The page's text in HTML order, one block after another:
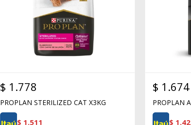
$ 1.778
PROPLAN STERILIZED CAT X3KG
$ 1.511
$ 1.674
PROPLAN
$